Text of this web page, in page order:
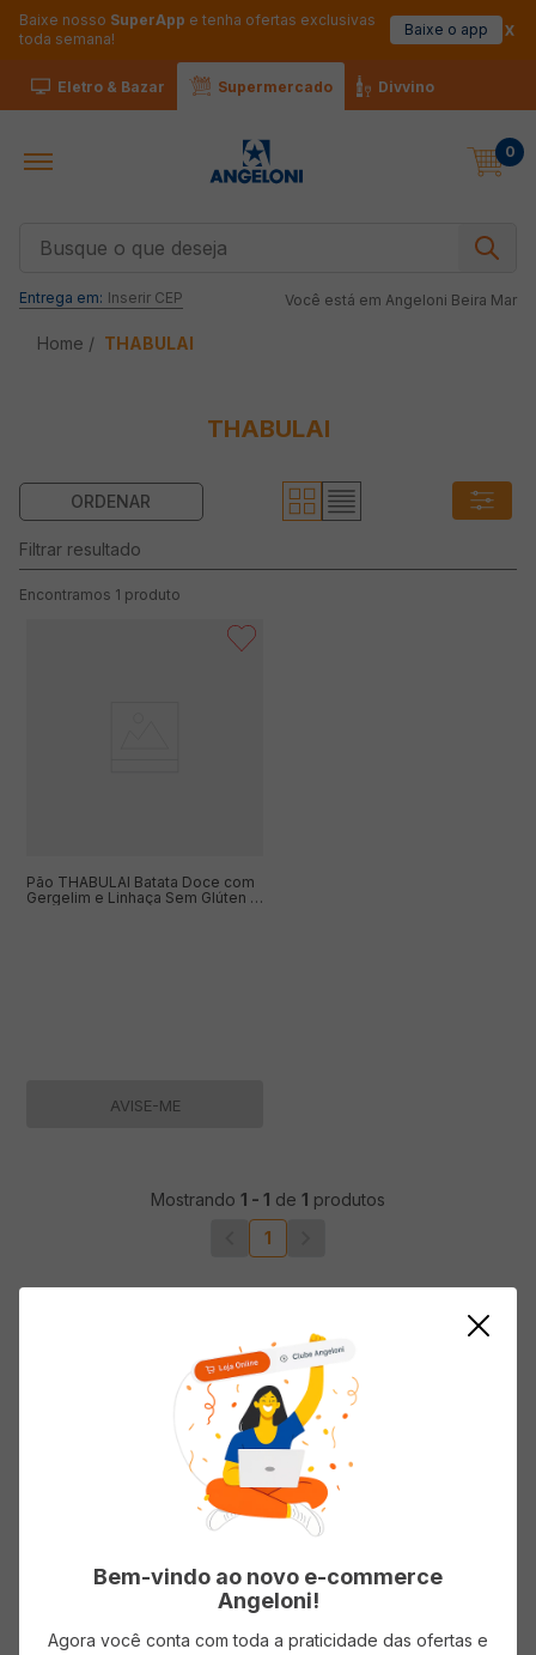
Baixe nosso SuperApp e tenha ofertas exclusivas
toda semana!
Baixe o app
Eletro & Bazar Supermercado Divvino
0
Você está em Angeloni Beira Mar
Entrega em: Inserir CEP
THABULAI
THABULAI
1 produto
Pão THABULAI Batata Doce com
Gergelim e Linhaça Sem Glúten e
AVISE-ME
Mostrando 1 - 1 de 1 produtos
1
Bem-vindo ao novo e-commerce
Angeloni!
Agora você conta com toda a praticidade das ofertas e